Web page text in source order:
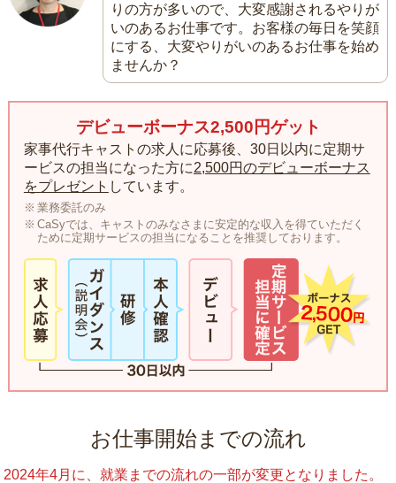
りの方が多いので、大変感謝されるやりが
いのあるお仕事です。お客様の毎日を笑顔
にする、大変やりがいのあるお仕事を始め
ませんか？
デビューボーナス2,500円ゲット
家事代行キャストの求人に応募後、30日以内に定期サ
ービスの担当になった方に2,500円のデビューボーナス
をプレゼント しています。
業務委託のみ
CaSyでは、キャストのみなさまに安定的な収入を得ていただく
ために定期サービスの担当になることを推奨しております。
お仕事開始までの流れ
2024年4月に、就業までの流れの一部が変更となりました。